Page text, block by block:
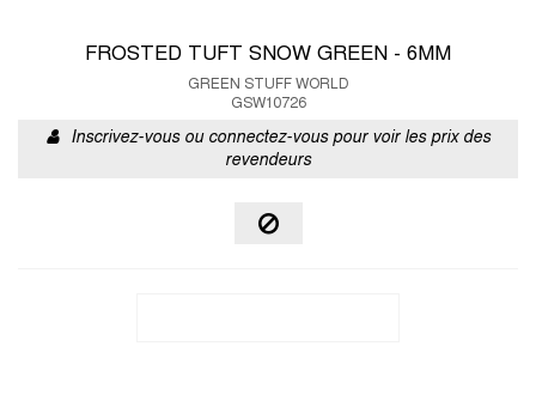
FROSTED TUFT SNOW GREEN - 6MM
GREEN STUFF WORLD
GSW10726
Inscrivez-vous ou connectez-vous pour voir les prix des
revendeurs